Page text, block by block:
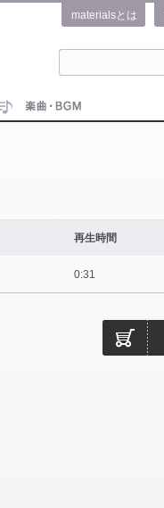
materialsとは
再生時間
0:31